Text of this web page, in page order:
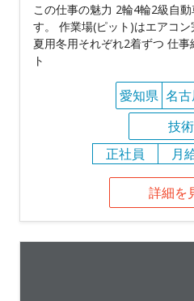
この仕事の魅力 2輪4輪2級自
す。 作業場(ピット)はエアコン
夏用冬用それぞれ2着ずつ 仕
ト
愛知県 名
技術
正社員
月
詳細を